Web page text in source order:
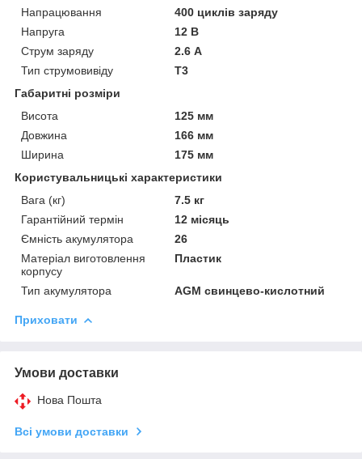
Напрацювання
400 циклів заряду
Напруга
12 В
Струм заряду
2.6 А
Тип струмовивіду
T3
Габаритні розміри
Висота
125 мм
Довжина
166 мм
Ширина
175 мм
Користувальницькі характеристики
Вага (кг)
7.5 кг
Гарантійний термін
12 місяць
Ємність акумулятора
26
Матеріал виготовлення
корпусу
Пластик
Тип акумулятора AGM свинцево-кислотний
Приховати
Умови доставки
Нова Пошта
Всі умови доставки